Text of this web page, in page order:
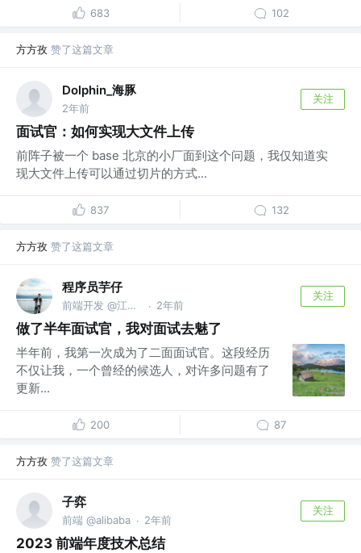
683 102
方方孜 赞了这篇文章
Dolphin_海豚
2年前
关注
面试官：如何实现大文件上传
前阵子被一个 base 北京的小厂面到这个问题，我仅知道实
现大文件上传可以通过切片的方式...
837 132
方方孜 赞了这篇文章
程序员芋仔
前端开发 @江湖百晓生 · 2年前
关注
做了半年面试官，我对面试去魅了
半年前，我第一次成为了二面面试官。这段经历
不仅让我，一个曾经的候选人，对许多问题有了
更新...
200 87
方方孜 赞了这篇文章
子弈
前端 @alibaba · 2年前
关注
2023 前端年度技术总结